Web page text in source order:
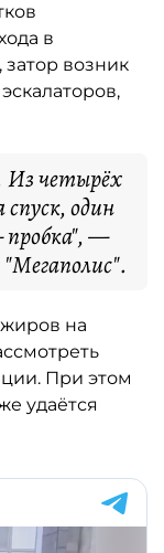
в
возник
Из четырёх
один
—
на
При этом
удаётся